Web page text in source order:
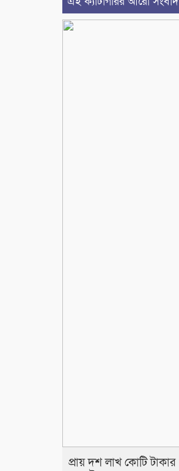
প্রায় দশ লাখ কোটি টাকার